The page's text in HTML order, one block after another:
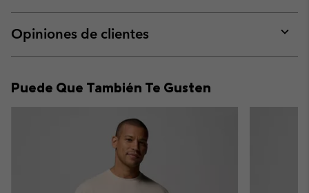
or
Opiniones de clientes
or
Puede Que También Te Gusten